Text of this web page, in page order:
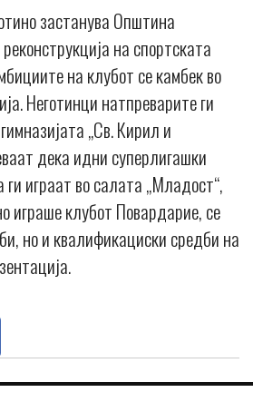
застанува Општина
на спортската
на клубот се камбек во
Неготинци натпреварите ги
„Св. Кирил и
дека идни суперлигашки
играат во салата „Младост“,
играше клубот Повардарие, се
но и квалификациски средби на